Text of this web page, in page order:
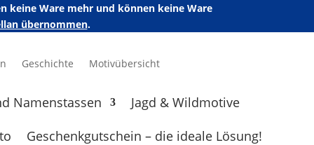
keine Ware mehr und können keine Ware
übernommen.
Geschichte Motivübersicht
Namenstassen
Jagd & Wildmotive
Geschenkgutschein – die ideale Lösung!